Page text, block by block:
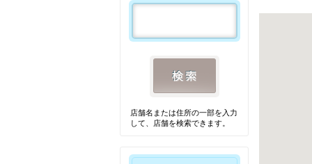
店舗名または住所の一部を入力
して、店舗を検索できます。